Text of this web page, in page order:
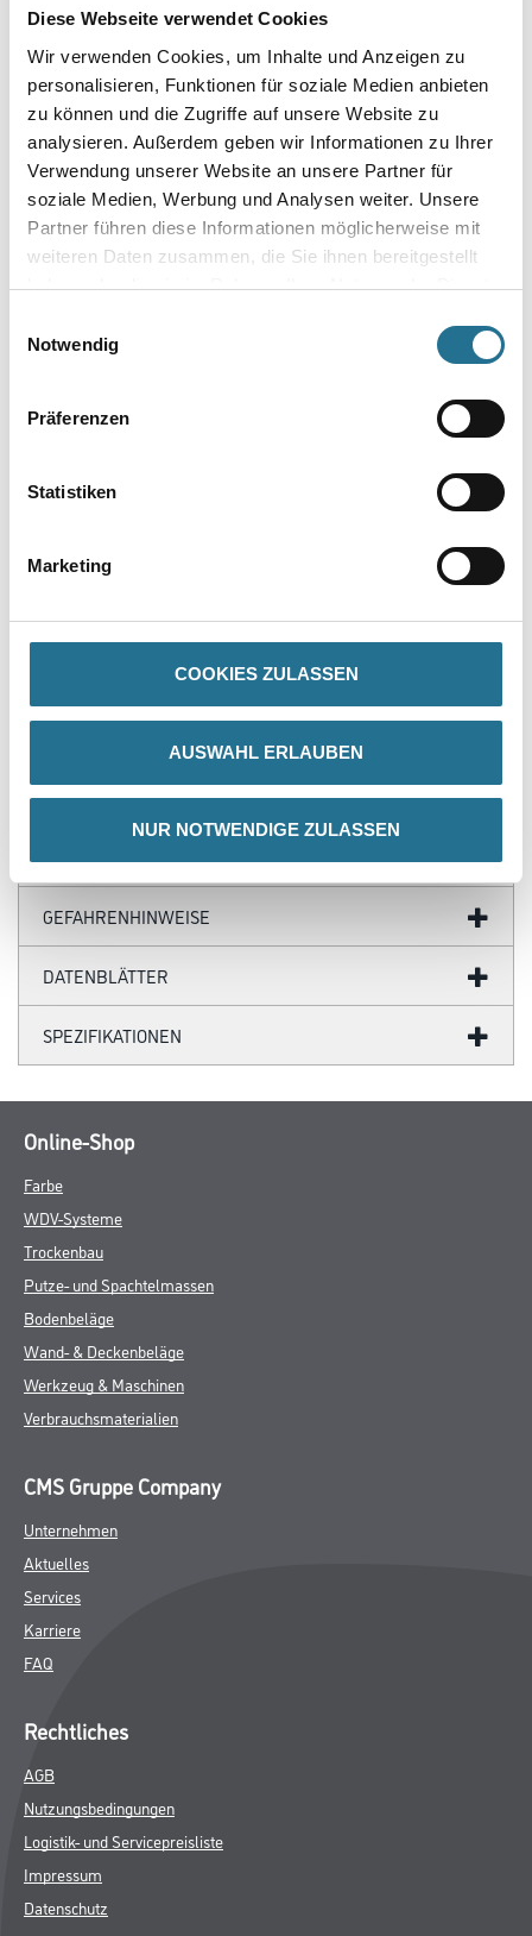
Diese Webseite verwendet Cookies
Wir verwenden Cookies, um Inhalte und Anzeigen zu
personalisieren, Funktionen für soziale Medien anbieten
zu können und die Zugriffe auf unsere Website zu
analysieren. Außerdem geben wir Informationen zu Ihrer
Verwendung unserer Website an unsere Partner für
soziale Medien, Werbung und Analysen weiter. Unsere
Partner führen diese Informationen möglicherweise mit
weiteren Daten zusammen, die Sie ihnen bereitgestellt
haben oder die sie im Rahmen Ihrer Nutzung der Dienste
Notwendig
Präferenzen
Statistiken
Marketing
COOKIES ZULASSEN
AUSWAHL ERLAUBEN
NUR NOTWENDIGE ZULASSEN
Gebinde
Umrechnungsfaktoren
PRODUKTEIGENSCHAFTEN
Produkteigenschaft
Die Herstellungstechnik gewährleistet eine feste und glatte
Oberfläche mit genauen Profilkanten sowie exakter Wiedergabe
Motivs. Gefräste Klebefläche für eine optimale Anhaftung des
Klebers.
ZUSATZINFOS
GEFAHRENHINWEISE
DATENBLÄTTER
SPEZIFIKATIONEN
Online-Shop
Farbe
WDV-Systeme
Trockenbau
Putze- und Spachtelmassen
Bodenbeläge
Wand- & Deckenbeläge
Werkzeug & Maschinen
Verbrauchsmaterialien
CMS Gruppe Company
Unternehmen
Aktuelles
Services
Karriere
FAQ
Rechtliches
AGB
Nutzungsbedingungen
Logistik- und Servicepreisliste
Impressum
Datenschutz